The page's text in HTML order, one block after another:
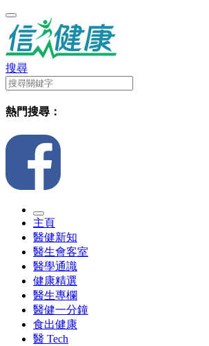
搜尋
熱門搜尋：
主頁
醫健新知
醫生會客室
醫學通識
健康精選
醫生專欄
醫健一分鐘
食出健康
醫 Tech